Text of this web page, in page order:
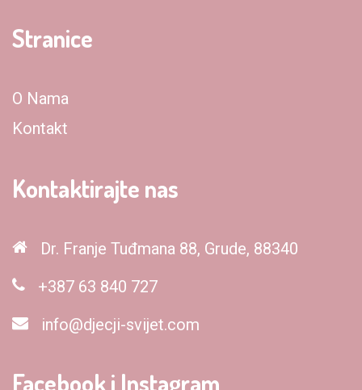
Stranice
O Nama
Kontakt
Kontaktirajte nas
Dr. Franje Tuđmana 88, Grude, 88340
+387 63 840 727
info@djecji-svijet.com
Facebook i Instagram